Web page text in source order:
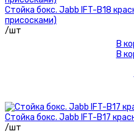
Стойка бокс. Jabb IFT-B18
присосками)
/шт
В
В
Стойка бокс. Jabb IFT-B17
/шт